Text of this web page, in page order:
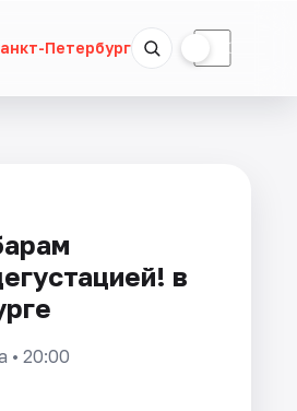
Петербург ☾
в
• 20:00